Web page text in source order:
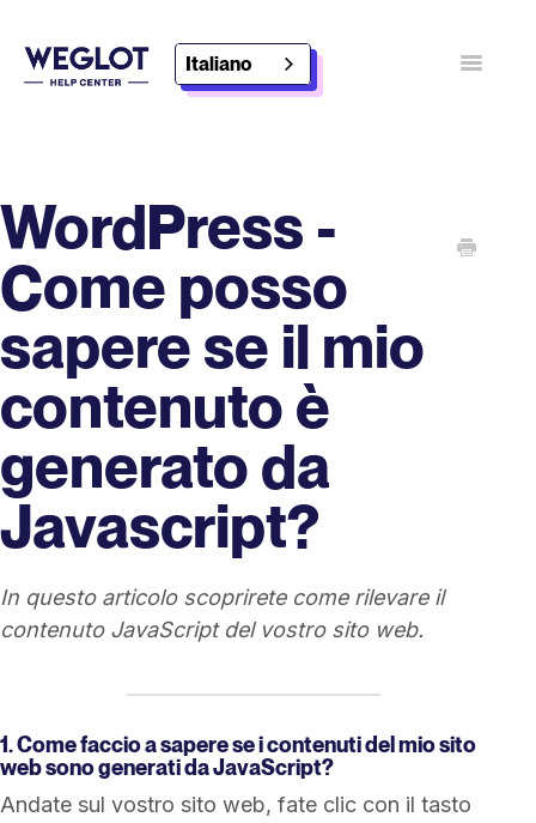
Italiano
WordPress -
Come posso
sapere se il mio
contenuto è
generato da
Javascript?
In questo articolo scoprirete come rilevare il
contenuto JavaScript del vostro sito web.
1. Come faccio a sapere se i contenuti del mio sito
web sono generati da JavaScript?
Andate sul vostro sito web, fate clic con il tasto